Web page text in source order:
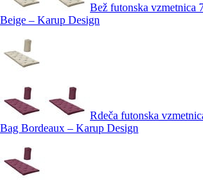
Bež futonska vzmetnica
Beige – Karup Design
Rdeča futonska
Bag Bordeaux – Karup Design